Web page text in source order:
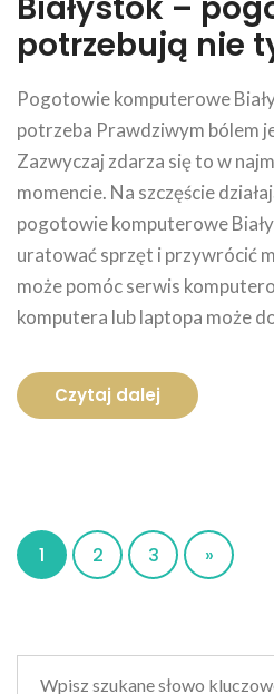
potrzebują nie
Pogotowie komputerowe
potrzeba Prawdziwym bólem
Zazwyczaj zdarza się to w
momencie. Na szczęście
pogotowie komputerowe
uratować sprzęt i przywrócić
może pomóc serwis
komputera lub laptopa może
Czytaj dalej
1 2 3 »